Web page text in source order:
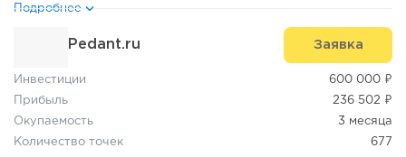
Подробнее
Pedant.ru Заявка
Инвестиции 600 000 ₽
Прибыль 236 502 ₽
Окупаемость 3 месяца
Количество точек 677